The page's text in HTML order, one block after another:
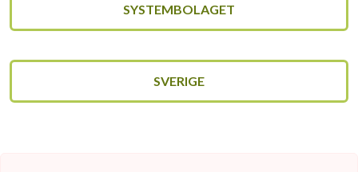
SYSTEMBOLAGET
SVERIGE